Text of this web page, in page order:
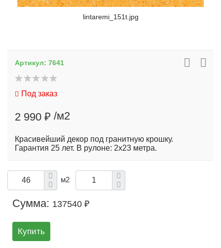
lintaremi_151t.jpg
Артикул: 7641
Под заказ
2 990 ₽ /м2
Красивейший декор под гранитную крошку.
Гарантия 25 лет. В рулоне: 2х23 метра.
м2
Сумма: 137540 ₽
Купить